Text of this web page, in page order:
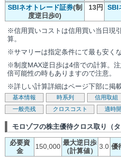
SBIネオトレード証券(制
度逆日歩0)
13円 SBI
※信用買いコストは信用買い当日現
算。
※サマリーは指定条件にて最も安く
※制度MAX逆日歩は4倍での計算。
倍可能性の時もありますので注意。
※詳しい計算詳細はページ下部に掲載
基本情報 時系列 信用取組
一般売残
クロスコスト 適時
モロゾフの株主優待クロス取り（
必要資
金
150,000 最大逆日歩
（計算値）
3.0 優